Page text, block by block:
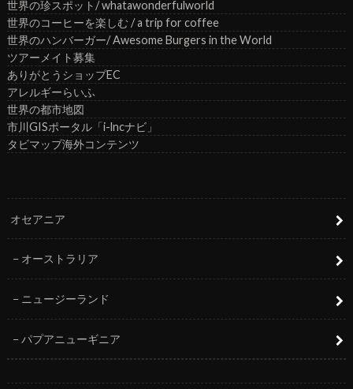
世界の珍スポット/ whatawonderfulworld
世界のコーヒーを楽しむ / a trip for coffee
世界のハンバーガー/ Awesome Burgers in the World
ツアーメイト募集
ありがとうショップEC
アレルギーらいふ
世界の都市地図
市川GISポータル「i-lncナビ」
タビマップ海外コンテンツ
オセアニア
オーストラリア
ニュージーランド
パプアニューギニア